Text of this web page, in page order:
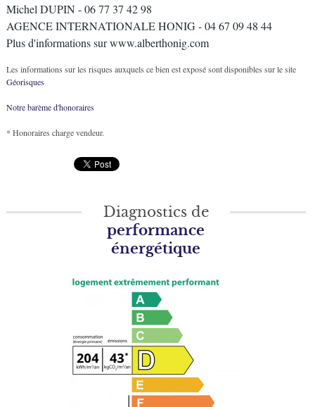
Michel DUPIN - 06 77 37 42 98
AGENCE INTERNATIONALE HONIG - 04 67 09 48 44
Plus d'informations sur www.alberthonig.com
Les informations sur les risques auxquels ce bien est exposé sont disponibles sur le site
Géorisques
Notre barème d'honoraires
* Honoraires charge vendeur.
Diagnostics de
performance
énergétique